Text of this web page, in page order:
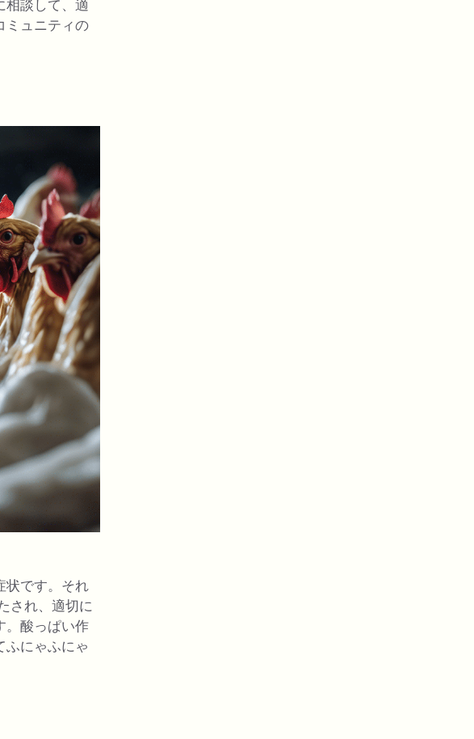
相談して、適
ミュニティの
状です。それ
され、適切に
。酸っぱい作
ふにゃふにゃ